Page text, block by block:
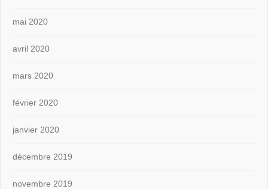
mai 2020
avril 2020
mars 2020
février 2020
janvier 2020
décembre 2019
novembre 2019